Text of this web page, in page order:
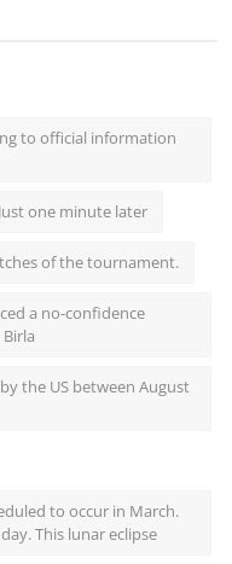
to official information
one minute later
of the tournament.
a no-confidence
the US between August
to occur in March.
This lunar eclipse